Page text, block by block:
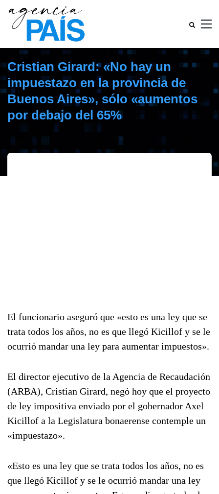
Cristian Girard: «No hay un
impuestazo en la provincia de
Buenos Aires», sólo «aumentos
por debajo del 65%
diciembre 26, 2019
El funcionario aseguró que «esto es una ley que se
trata todos los años, no es que llegó Kicillof y se le
ocurrió mandar una ley para aumentar impuestos».
El director ejecutivo de la Agencia de Recaudación
(ARBA), Cristian Girard, negó hoy que el proyecto
de ley impositiva enviado por el gobernador Axel
Kicillof a la Legislatura bonaerense contemple un
«impuestazo».
«Esto es una ley que se trata todos los años, no es
que llegó Kicillof y se le ocurrió mandar una ley